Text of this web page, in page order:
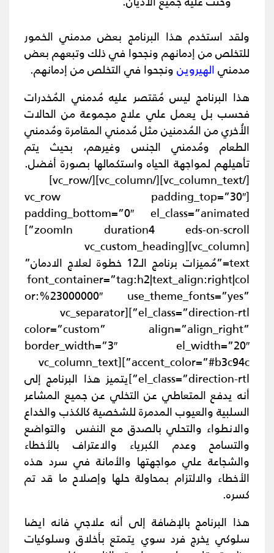
ولقد استخدم هذا البرنامج بعض مدمني الخمور
للتخلص من إدمانهم ونجحوا في ذلك وتبعهم بعض
مدمنيالهيروينونجحوا في التخلص من إدمانهم.
هذا البرنامج ليس مُقتصر عليه مُدمني المُخدرات
فحسب بل يعمل علي علاج مجموعة من الحالات
الأُخري من المُدمنين مثل مُدمني المقامرة ومُدمني
الطعام ومُدمني الجنس وغيرهم، بحيث يتم
تأهيلهم لمواجهة الحياه واستكمالها بصورة أفضل.
[/vc_column_text][/vc_column][/vc_row]
[vc_row padding_top=”30″
padding_bottom=”0″ el_class=”animated
zoomIn duration4 eds-on-scroll”]
[vc_column][vc_custom_heading
text=”مُميزات برنامج الـ12 خطوة لعلاج الادمان”
font_container=”tag:h2|text_align:right|col
or:%23000000″ use_theme_fonts=”yes”
el_class=”direction-rtl”][vc_separator
color=”custom” align=”align_right”
border_width=”3″ el_width=”20″
accent_color=”#b3c94c”][vc_column_text
el_class=”direction-rtl”] يتميز هذا البرنامج إلى
أنه يدفع المتعاطي عن التخلي عن جميع المشاعر
السلبية والعيوب المدمرة للشخصية كالكذب والخداع
والانطواء والتحلي بالصدق مع النفس والتواضع
والتسامح وعدم الكبرياء والاعتراف بالأخطاء
والشجاعة علي مواجهتها والأمانة في سرد هذه
الأخطاء والالتزام بمحاولة حلها وإصلاح ما قد تم
كسره.
هذا البرنامج بالإضافة إلى أنه علاجي فانه ايضا
سلوكي يخرج فرد سوي يتمتع بأخلاق وسلوكيات